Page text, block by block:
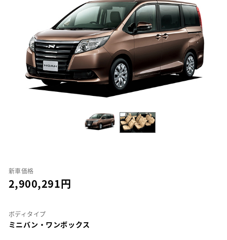
新車価格
2,900,291
ボディタイプ
ミニバン・ワンボックス